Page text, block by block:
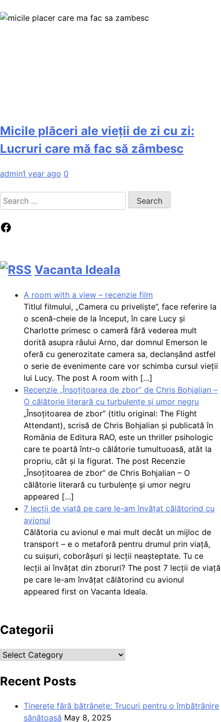
Micile plăceri ale vieții de zi cu zi:
Lucruri care mă fac să zâmbesc
admin1 year ago 0
Search
for:
Facebook
Vacanta Ideala
A room with a view – recenzie film
Titlul filmului, „Camera cu priveliște”, face referire la
o scenă-cheie de la început, în care Lucy și
Charlotte primesc o cameră fără vederea mult
dorită asupra râului Arno, dar domnul Emerson le
oferă cu generozitate camera sa, declanșând astfel
o serie de evenimente care vor schimba cursul vieții
lui Lucy. The post A room with […]
Recenzie „Însoțitoarea de zbor” de Chris Bohjalian –
O călătorie literară cu turbulențe și umor negru
„Însoțitoarea de zbor” (titlu original: The Flight
Attendant), scrisă de Chris Bohjalian și publicată în
România de Editura RAO, este un thriller psihologic
care te poartă într-o călătorie tumultuoasă, atât la
propriu, cât și la figurat. The post Recenzie
„Însoțitoarea de zbor” de Chris Bohjalian – O
călătorie literară cu turbulențe și umor negru
appeared […]
7 lecții de viață pe care le-am învățat călătorind cu
avionul
Călătoria cu avionul e mai mult decât un mijloc de
transport – e o metaforă pentru drumul prin viață,
cu suișuri, coborâșuri și lecții neașteptate. Tu ce
lecții ai învățat din zboruri? The post 7 lecții de viață
pe care le-am învățat călătorind cu avionul
appeared first on Vacanta Ideala.
Categorii
Categorii
Recent Posts
Tinerețe fără bătrânețe: Trucuri pentru o îmbătrânire
sănătoasă May 8, 2025